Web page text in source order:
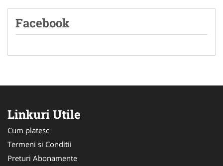
Facebook
Linkuri Utile
Cum platesc
Termeni si Conditii
Preturi Abonamente